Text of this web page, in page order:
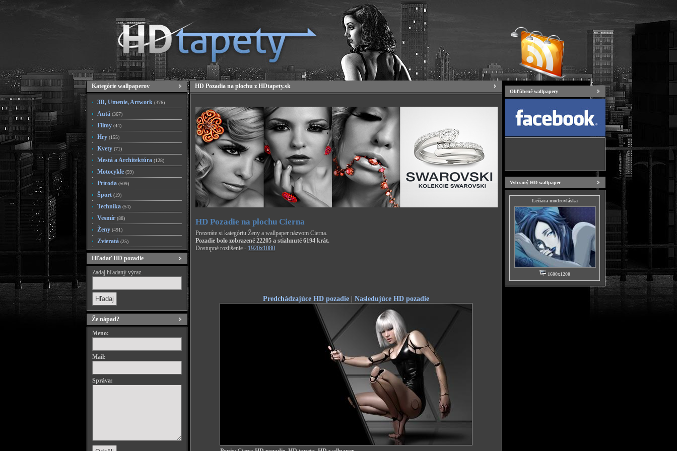
Kategórie wallpaperov
3D, Umenie, Artwork (376)
Autá (367)
Filmy (44)
Hry (155)
Kvety (71)
Mestá a Architektúra (128)
Motocykle (59)
Príroda (509)
Šport (19)
Technika (54)
Vesmír (88)
Ženy (491)
Zvieratá (25)
Hľadať HD pozadie
Zadaj hľadaný výraz.
Že nápad?
Meno:
Mail:
Správa:
HD Pozadia na plochu z HDtapety.sk
HD Pozadie na plochu Cierna
Prezeráte si kategóriu Ženy a wallpaper názvom Cierna.
Pozadie bolo zobrazené 22205 a stiahnuté 6194 krát.
Dostupné rozlíšenie - 1920x1080
Predchádzajúce HD pozadie | Nasledujúce HD pozadie
Obľúbené wallpapery
Vybraný HD wallpaper
Ležiaca modrovláska
1600x1200